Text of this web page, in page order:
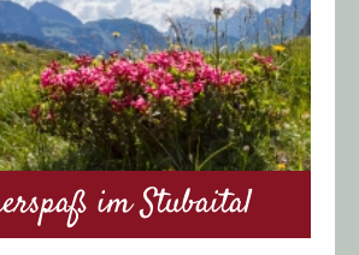
im Stubaital